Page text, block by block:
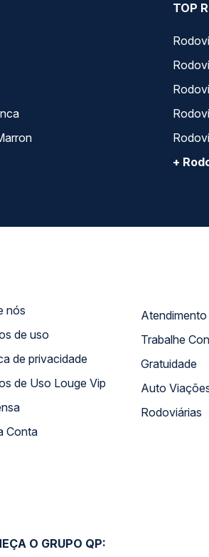
TOP
+
nós
Termos de uso
Política de privacidade
Termos de Uso Louge Vip
Minha Conta
Trabalhe
Gratuidade
Auto
Rodoviárias
O GRUPO QP: